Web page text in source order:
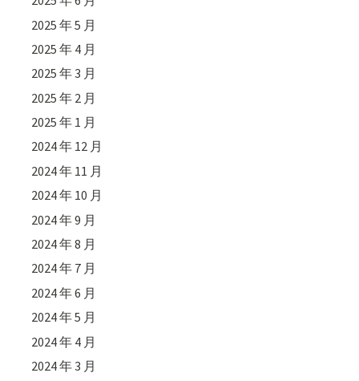
2025 年 5 月
2025 年 4 月
2025 年 3 月
2025 年 2 月
2025 年 1 月
2024 年 12 月
2024 年 11 月
2024 年 10 月
2024 年 9 月
2024 年 8 月
2024 年 7 月
2024 年 6 月
2024 年 5 月
2024 年 4 月
2024 年 3 月